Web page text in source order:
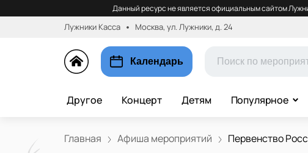
Данный ресурс не является официальным сайтом
Лужники Касса Москва, ул. Лужники, д. 24
Календарь
Другое Концерт Детям Популярное
Главная Афиша мероприятий Первенство